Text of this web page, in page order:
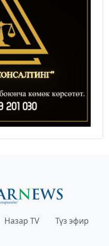
Назар TV Түз эфир